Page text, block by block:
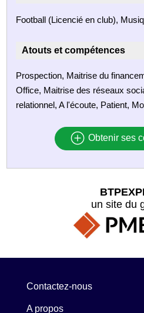
Football (Licencié en club),
Atouts et compétences
Prospection, Maitrise du
Office, Maitrise des réseaux
relationnel, A l'écoute, Patient,
Obtenir ses
un site du
Contactez-nous
A propos